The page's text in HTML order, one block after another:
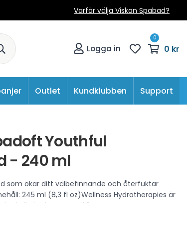
Varför välja Viskan Spabad?
Logga in
0
0 kr
Outlet Kundklubben Support
Youthful
- 240 ml
som ökar ditt välbefinnande och återfuktar
245 ml (8,3 fl oz)Wellness Hydrotherapies är
i alla hydroterapimiljöer samt spa,
för alla ytor och skadar inte VVS eller